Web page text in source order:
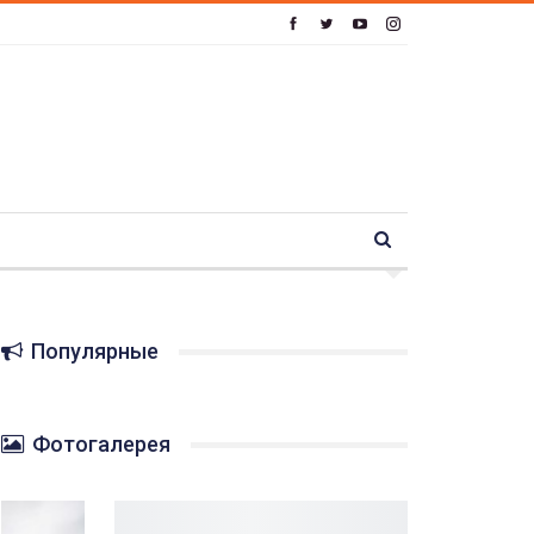
Популярные
Фотогалерея